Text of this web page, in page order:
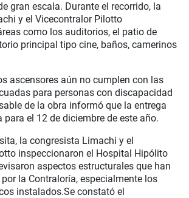
gran escala. Durante el recorrido, la
y el Vicecontralor Pilotto
como los auditorios, el patio de
principal tipo cine, baños, camerinos
ascensores aún no cumplen con las
para personas con discapacidad
de la obra informó que la entrega
el 12 de diciembre de este año.
la congresista Limachi y el
inspeccionaron el Hospital Hipólito
aspectos estructurales que han
la Contraloría, especialmente los
instalados.Se constató el